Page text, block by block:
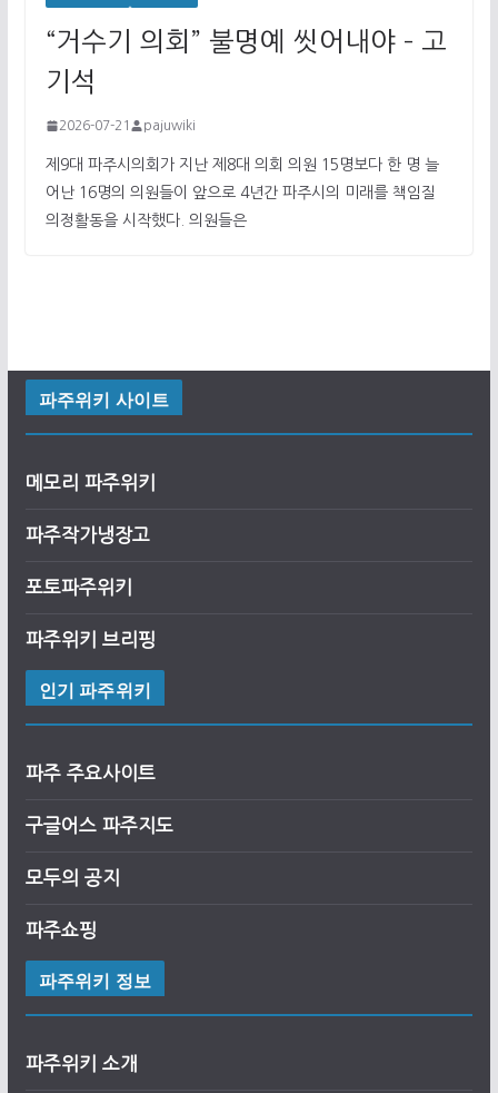
“거수기 의회” 불명예 씻어내야 – 고
기석
2026-07-21 pajuwiki
제9대 파주시의회가 지난 제8대 의회 의원 15명보다 한 명 늘
어난 16명의 의원들이 앞으로 4년간 파주시의 미래를 책임질
의정활동을 시작했다. 의원들은
파주위키 사이트
메모리 파주위키
파주작가냉장고
포토파주위키
파주위키 브리핑
인기 파주위키
파주 주요사이트
구글어스 파주지도
모두의 공지
파주쇼핑
파주위키 정보
파주위키 소개